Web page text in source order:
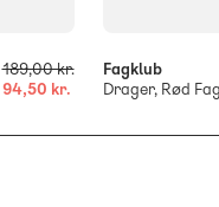
94,50 kr.
189,00 kr.
Fagklub
Drager, Rød